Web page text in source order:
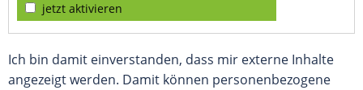
jetzt aktivieren
Ich bin damit einverstanden, dass mir externe Inhalte
angezeigt werden. Damit können personenbezogene